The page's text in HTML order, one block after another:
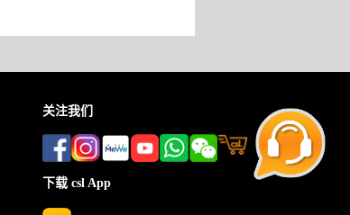
关注我们
下载 csl App